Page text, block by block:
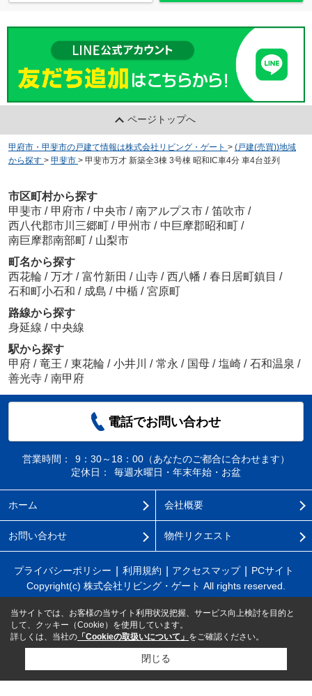
ページトップへ
甲府市・甲斐市の戸建て情報は株式会社リビング・ゲート > (戸建(売買))地域
から探す > 甲斐市 > 甲斐市万才 新築全3棟 3号棟 昭和IC車4分 車4台並列
市区町村から探す
甲斐市 / 甲府市 / 中央市 / 南アルプス市 / 笛吹市 /
西八代郡市川三郷町 / 甲州市 / 中巨摩郡昭和町 /
南巨摩郡南部町 / 山梨市
町名から探す
西花輪 / 万才 / 富竹新田 / 山寺 / 西八幡 / 春日居町鎮目 /
石和町小石和 / 成島 / 中楯 / 宮原町
路線から探す
身延線 / 中央線
駅から探す
甲府 / 竜王 / 東花輪 / 小井川 / 常永 / 国母 / 塩崎 / 石和温泉 /
善光寺 / 南甲府
電話でお問い合わせ
営業時間：
9：30～18：00（あなたのご都合に合わせます）
定休日：
毎週水曜日・年末年始・お盆
ホーム 会社概要
お問い合わせ 物件リクエスト
プライバシーポリシー 利用規約 アクセスマップ
PCサイト
Copyright(c) 株式会社リビング・ゲート All rights reserved.
当サイトでは、お客様の当サイト利用状況把握、サービス向上検討を目的と
して、クッキー（Cookie）を使用しています。
詳しくは、当社の 「Cookieの取扱いについて」 をご確認ください。
閉じる